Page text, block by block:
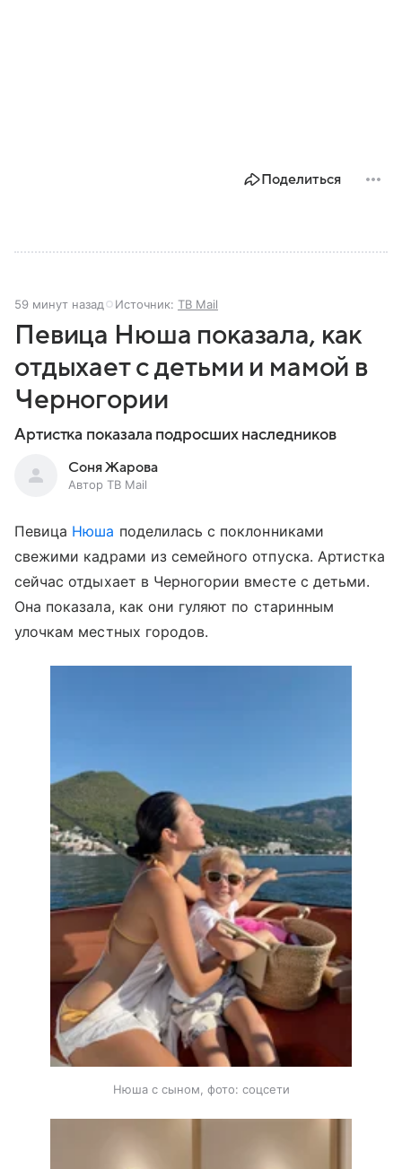
Поделиться
59 минут назад Источник: ТВ Mail
Певица Нюша показала, как
отдыхает с детьми и мамой в
Черногории
Артистка показала подросших наследников
Соня Жарова
Автор ТВ Mail
Певица Нюша поделилась с поклонниками
свежими кадрами из семейного отпуска. Артистка
сейчас отдыхает в Черногории вместе с детьми.
Она показала, как они гуляют по старинным
улочкам местных городов.
Нюша с сыном, фото: соцсети